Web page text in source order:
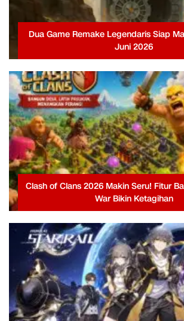
Dua Game Remake Legendaris Siap
Juni 2026
Clash of Clans 2026 Makin Seru! Fitur
War Bikin Ketagihan